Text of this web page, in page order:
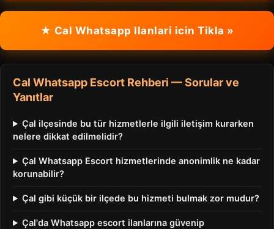
★ Cal Whatsapp Ilanlari icin Tikla »
Cal Whatsapp Escort Rehberi — Sorular ve
Yanıtlar
Çal ilçesinde bu tür hizmetlerle ilgili iletişim kurarken
nelere dikkat edilmelidir?
Çal Whatsapp Escort hizmetlerinde anonimlik ne kadar
korunabilir?
Çal gibi küçük bir ilçede bu hizmeti bulmak zor mudur?
Çal'da Whatsapp escort ilanlarına güvenip